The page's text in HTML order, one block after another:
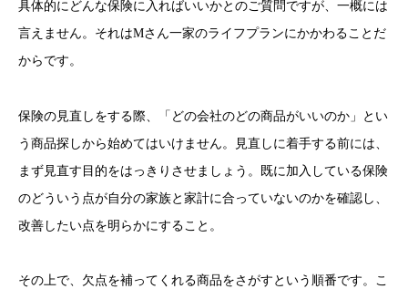
具体的にどんな保険に入ればいいかとのご質問ですが、一概には
言えません。それはMさん一家のライフプランにかかわることだ
からです。
保険の見直しをする際、「どの会社のどの商品がいいのか」とい
う商品探しから始めてはいけません。見直しに着手する前には、
まず見直す目的をはっきりさせましょう。既に加入している保険
のどういう点が自分の家族と家計に合っていないのかを確認し、
改善したい点を明らかにすること。
その上で、欠点を補ってくれる商品をさがすという順番です。こ